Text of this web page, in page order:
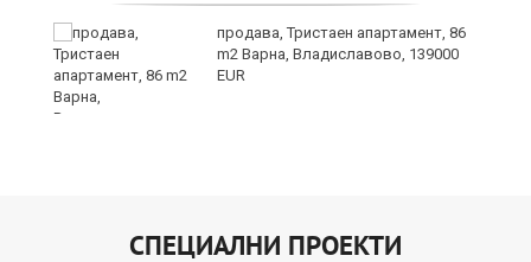
продава, Тристаен апартамент, 86
m2 Варна, Владиславово, 139000
EUR
СПЕЦИАЛНИ ПРОЕКТИ